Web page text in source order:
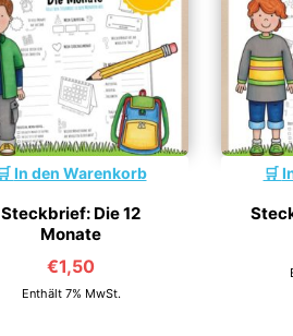
In den Warenkorb
Steckbrief: Die 12
Monate
€1,50
Enthält 7% MwSt.